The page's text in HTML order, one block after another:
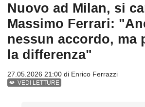
Nuovo ad Milan, si
Massimo Ferrari:
nessun accordo, ma
la differenza"
27.05.2026 21:00 di Enrico Ferrazzi
VEDI LETTURE